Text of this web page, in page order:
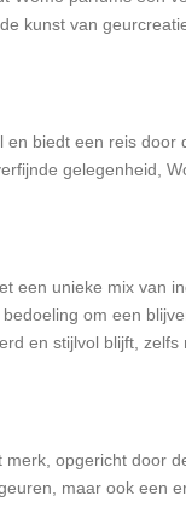
kunst van
biedt een reis door
gelegenheid,
een unieke mix van
om een
en stijlvol blijft, zelfs
opgericht door
maar ook een